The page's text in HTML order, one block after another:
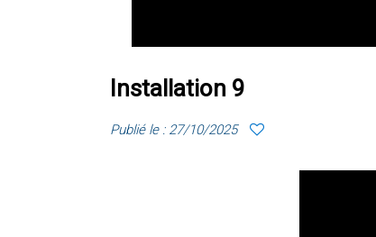
Installation 9
Publié le : 27/10/2025